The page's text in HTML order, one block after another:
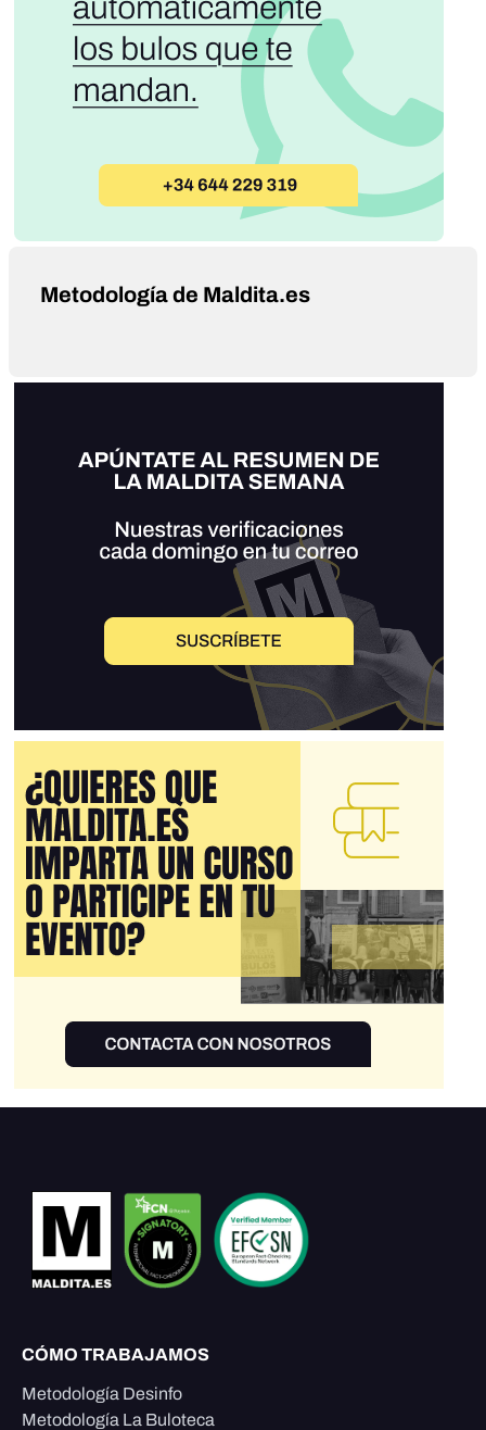
Metodología de Maldita.es
CÓMO TRABAJAMOS
Metodología Desinfo
Metodología La Buloteca